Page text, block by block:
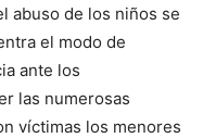
abuso de los niños se
el modo de
ante los
las numerosas
víctimas los menores